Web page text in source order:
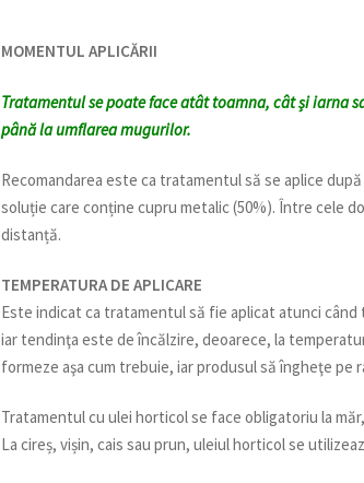
MOMENTUL APLICĂRII
Tratamentul se poate face atât toamna, cât și iarna
până la umflarea mugurilor.
Recomandarea este ca tratamentul să se aplice
soluție care conține cupru metalic (50%). Între cele
distanță.
TEMPERATURA DE APLICARE
Este indicat ca tratamentul să fie aplicat atunci
iar tendinţa este de încălzire, deoarece, la
formeze aşa cum trebuie, iar produsul să îngheţe pe
Tratamentul cu ulei horticol se face obligatoriu la
La cireș, vișin, cais sau prun, uleiul horticol se